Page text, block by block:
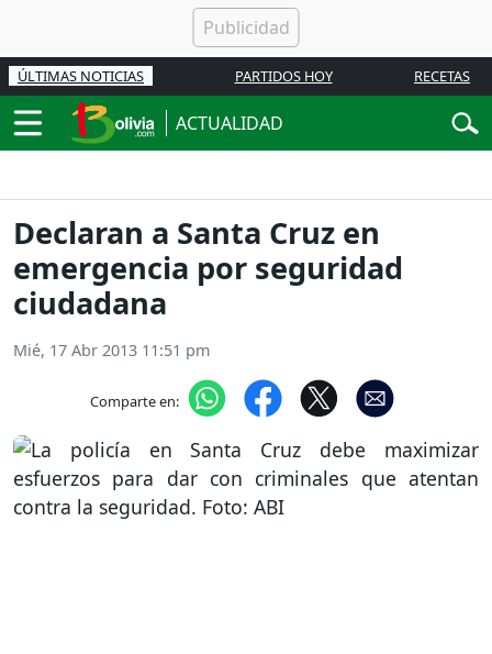
ÚLTIMAS NOTICIAS PARTIDOS HOY RECETAS
ACTUALIDAD
Declaran a Santa Cruz en
emergencia por seguridad
ciudadana
Mié, 17 Abr 2013 11:51 pm
Comparte en: